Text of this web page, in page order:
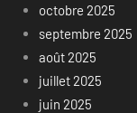
octobre 2025
septembre 2025
août 2025
juillet 2025
juin 2025